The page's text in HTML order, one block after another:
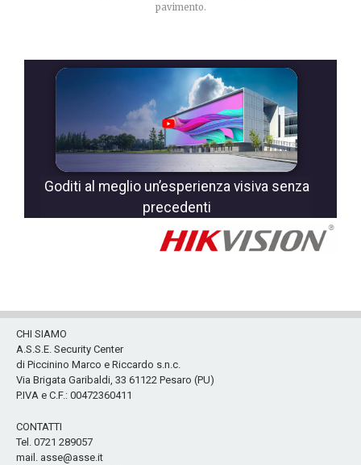
pavimento.
Goditi al meglio un’esperienza visiva senza
precedenti
CHI SIAMO
A.S.S.E. Security Center
di Piccinino Marco e Riccardo s.n.c.
Via Brigata Garibaldi, 33 61122 Pesaro (PU)
P.IVA e C.F.: 00472360411
CONTATTI
Tel. 0721 289057
mail. asse@asse.it